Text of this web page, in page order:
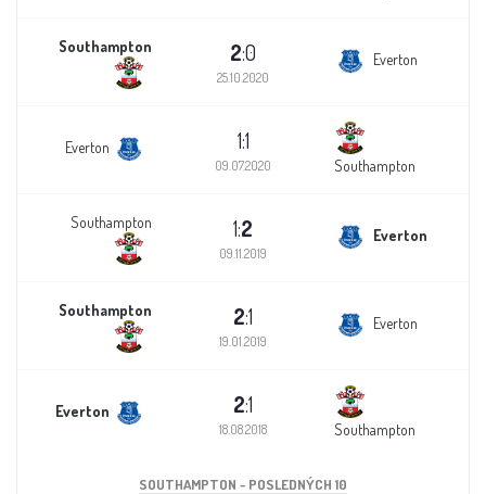
Southampton 2:0
25.10.2020
Everton
Everton 1:1
09.07.2020 Southampton
Southampton 1:2
09.11.2019
Everton
Southampton 2:1
19.01.2019
Everton
Everton 2:1
18.08.2018 Southampton
SOUTHAMPTON - POSLEDNÝCH 10